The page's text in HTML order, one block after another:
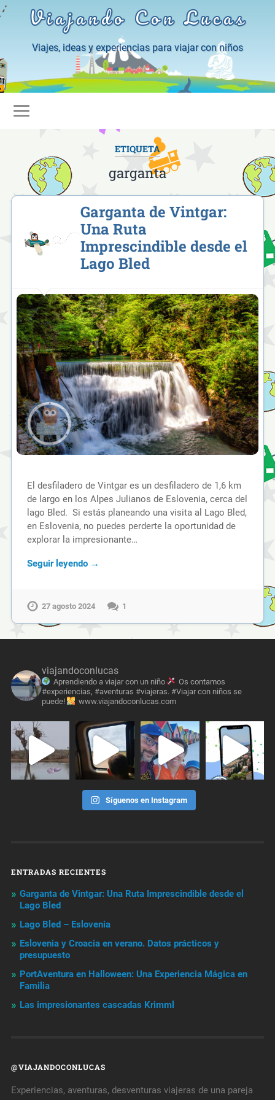
Viajando Con Lucas
Viajes, ideas y experiencias para viajar con niños
ETIQUETA
garganta
Garganta de Vintgar:
Una Ruta
Imprescindible desde el
Lago Bled
El desfiladero de Vintgar es un desfiladero de 1,6 km
de largo en los Alpes Julianos de Eslovenia, cerca del
lago Bled. Si estás planeando una visita al Lago Bled,
en Eslovenia, no puedes perderte la oportunidad de
explorar la impresionante…
Seguir leyendo →
27 agosto 2024 1
viajandoconlucas
Aprendiendo a viajar con un niño
Os contamos
#experiencias, #aventuras #viajeras. #Viajar con niños se
puede!
www.viajandoconlucas.com
Síguenos en Instagram
ENTRADAS RECIENTES
Garganta de Vintgar: Una Ruta Imprescindible desde el
Lago Bled
Lago Bled – Eslovenia
Eslovenia y Croacia en verano. Datos prácticos y
presupuesto
PortAventura en Halloween: Una Experiencia Mágica en
Familia
Las impresionantes cascadas Krimml
@VIAJANDOCONLUCAS
Experiencias, aventuras, desventuras viajeras de una pareja